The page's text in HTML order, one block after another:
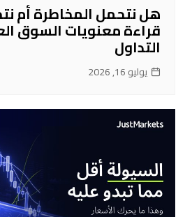
هل نتحمل المخاطرة أم
قراءة معنويات السوق
التداول
يوليو 16, 2026